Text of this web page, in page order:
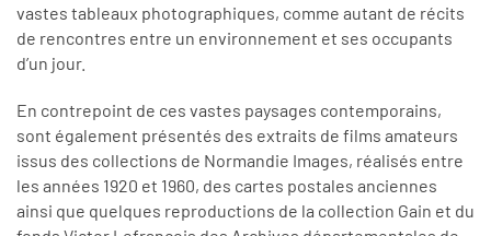
vastes tableaux photographiques, comme autant de récits
de rencontres entre un environnement et ses occupants
d’un jour.
En contrepoint de ces vastes paysages contemporains,
sont également présentés des extraits de films amateurs
issus des collections de Normandie Images, réalisés entre
les années 1920 et 1960, des cartes postales anciennes
ainsi que quelques reproductions de la collection Gain et du